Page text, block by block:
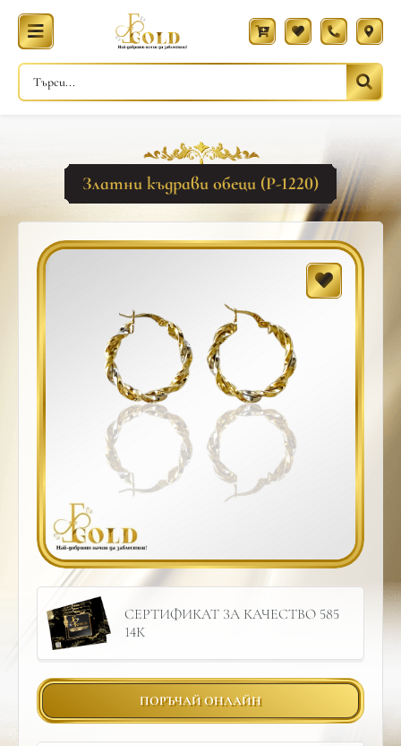
Златни къдрави обеци (Р-1220)
СЕРТИФИКАТ ЗА КАЧЕСТВО 585
14К
ПОРЪЧАЙ ОНЛАЙН